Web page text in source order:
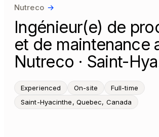
Nutreco →
Ingénieur(e) de
et de maintenance
Nutreco · Saint-
Experienced On-site
Full-time
Saint-Hyacinthe, Quebec, Canada